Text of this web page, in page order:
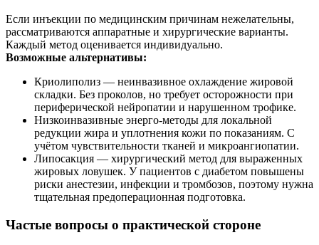
Если инъекции по медицинским причинам нежелательны,
рассматриваются аппаратные и хирургические варианты.
Каждый метод оценивается индивидуально.
Возможные альтернативы:
Криолиполиз — неинвазивное охлаждение жировой
складки. Без проколов, но требует осторожности при
периферической нейропатии и нарушенном трофике.
Низкоинвазивные энерго‑методы для локальной
редукции жира и уплотнения кожи по показаниям. С
учётом чувствительности тканей и микроангиопатии.
Липосакция — хирургический метод для выраженных
жировых ловушек. У пациентов с диабетом повышены
риски анестезии, инфекции и тромбозов, поэтому нужна
тщательная предоперационная подготовка.
Частые вопросы о практической стороне